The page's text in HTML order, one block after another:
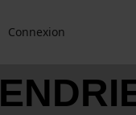
Connexion